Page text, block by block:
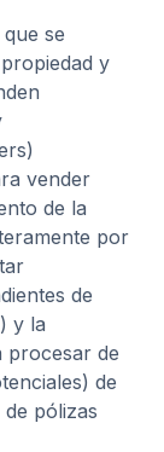
se
y
vender
de la
por
de
y la
procesar de
de
pólizas